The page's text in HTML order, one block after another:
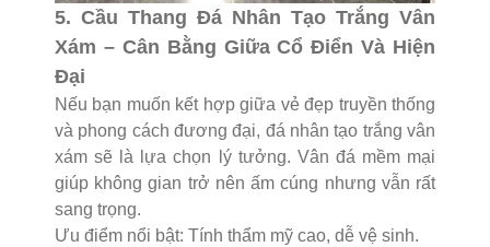
5. Cầu Thang Đá Nhân Tạo Trắng Vân
Xám – Cân Bằng Giữa Cổ Điển Và Hiện
Đại
Nếu bạn muốn kết hợp giữa vẻ đẹp truyền thống
và phong cách đương đại, đá nhân tạo trắng vân
xám sẽ là lựa chọn lý tưởng. Vân đá mềm mại
giúp không gian trở nên ấm cúng nhưng vẫn rất
sang trọng.
Ưu điểm nổi bật: Tính thẩm mỹ cao, dễ vệ sinh.